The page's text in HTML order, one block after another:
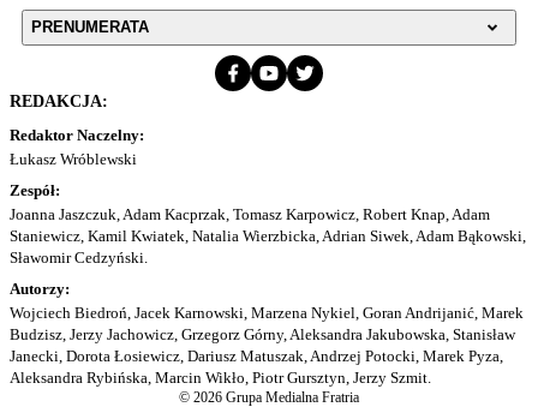
PRENUMERATA
REDAKCJA:
Redaktor Naczelny:
Łukasz Wróblewski
Zespół:
Joanna Jaszczuk, Adam Kacprzak, Tomasz Karpowicz, Robert Knap, Adam
Staniewicz, Kamil Kwiatek, Natalia Wierzbicka, Adrian Siwek, Adam Bąkowski,
Sławomir Cedzyński.
Autorzy:
Wojciech Biedroń, Jacek Karnowski, Marzena Nykiel, Goran Andrijanić, Marek
Budzisz, Jerzy Jachowicz, Grzegorz Górny, Aleksandra Jakubowska, Stanisław
Janecki, Dorota Łosiewicz, Dariusz Matuszak, Andrzej Potocki, Marek Pyza,
Aleksandra Rybińska, Marcin Wikło, Piotr Gursztyn, Jerzy Szmit.
© 2026 Grupa Medialna Fratria